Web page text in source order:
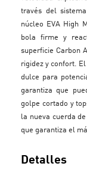
través del
núcleo EVA High
bola firme y
superficie Carbon
rigidez y confort. El
dulce para
garantiza que
golpe cortado y
la nueva cuerda
que garantiza el
Detalles